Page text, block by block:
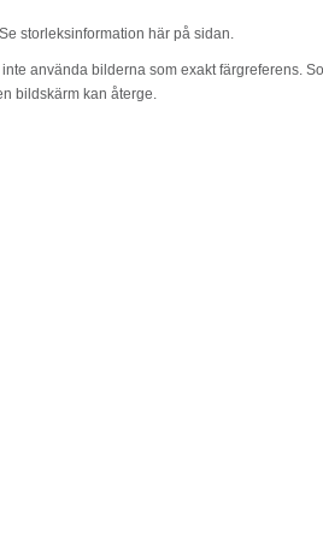
storleksinformation här på sidan.
använda bilderna som exakt färgreferens.
bildskärm kan återge.